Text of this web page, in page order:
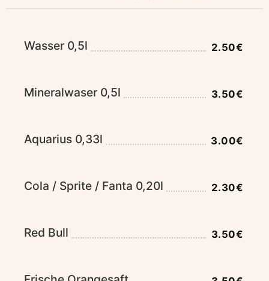
Wasser 0,5l 2.50€
Mineralwaser 0,5l 3.50€
Aquarius 0,33l 3.00€
Cola / Sprite / Fanta 0,20l 2.30€
Red Bull 3.50€